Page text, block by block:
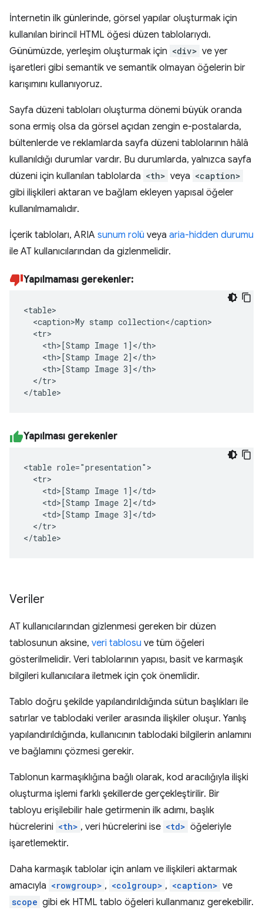
İnternetin ilk günlerinde, görsel yapılar oluşturmak için
kullanılan birincil HTML öğesi düzen tablolarıydı.
Günümüzde, yerleşim oluşturmak için <div> ve yer
işaretleri gibi semantik ve semantik olmayan öğelerin bir
karışımını kullanıyoruz.
Sayfa düzeni tabloları oluşturma dönemi büyük oranda
sona ermiş olsa da görsel açıdan zengin e-postalarda,
bültenlerde ve reklamlarda sayfa düzeni tablolarının hâlâ
kullanıldığı durumlar vardır. Bu durumlarda, yalnızca sayfa
düzeni için kullanılan tablolarda <th> veya <caption>
gibi ilişkileri aktaran ve bağlam ekleyen yapısal öğeler
kullanılmamalıdır.
İçerik tabloları, ARIA sunum rolü veya aria-hidden durumu
ile AT kullanıcılarından da gizlenmelidir.
Yapılmaması gerekenler:
<table>
  <caption>My stamp collection</caption>
  <tr>
    <th>[Stamp Image 1]</th>
    <th>[Stamp Image 2]</th>
    <th>[Stamp Image 3]</th>
  </tr>
</table>
Yapılması gerekenler
<table role="presentation">
  <tr>
    <td>[Stamp Image 1]</td>
    <td>[Stamp Image 2]</td>
    <td>[Stamp Image 3]</td>
  </tr>
</table>
Veriler
AT kullanıcılarından gizlenmesi gereken bir düzen
tablosunun aksine, veri tablosu ve tüm öğeleri
gösterilmelidir. Veri tablolarının yapısı, basit ve karmaşık
bilgileri kullanıcılara iletmek için çok önemlidir.
Tablo doğru şekilde yapılandırıldığında sütun başlıkları ile
satırlar ve tablodaki veriler arasında ilişkiler oluşur. Yanlış
yapılandırıldığında, kullanıcının tablodaki bilgilerin anlamını
ve bağlamını çözmesi gerekir.
Tablonun karmaşıklığına bağlı olarak, kod aracılığıyla ilişki
oluşturma işlemi farklı şekillerde gerçekleştirilir. Bir
tabloyu erişilebilir hale getirmenin ilk adımı, başlık
hücrelerini <th> , veri hücrelerini ise <td> öğeleriyle
işaretlemektir.
Daha karmaşık tablolar için anlam ve ilişkileri aktarmak
amacıyla <rowgroup> , <colgroup> , <caption> ve
scope gibi ek HTML tablo öğeleri kullanmanız gerekebilir.